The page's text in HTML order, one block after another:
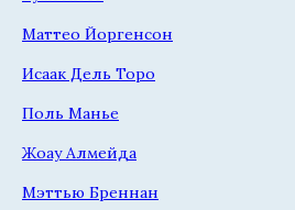
Маттео Йоргенсон
Исаак Дель Торо
Поль Манье
Жоау Алмейда
Мэттью Бреннан